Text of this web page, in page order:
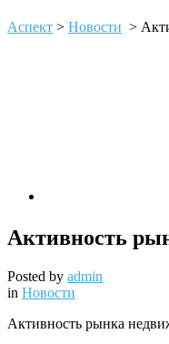
Аспект > Новости >
Активность
Posted by admin
in Новости
Активность рынка